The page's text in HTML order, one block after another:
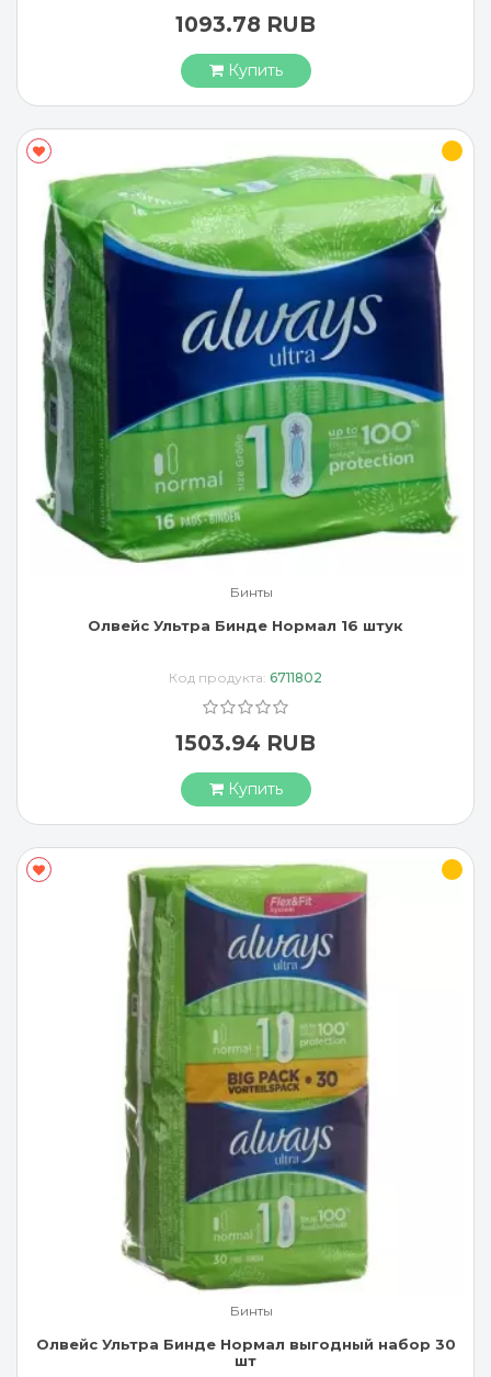
1093.78 RUB
Купить
Бинты
Олвейс Ультра Бинде Нормал 16 штук
Код продукта: 6711802
1503.94 RUB
Купить
Бинты
Олвейс Ультра Бинде Нормал выгодный набор 30
шт